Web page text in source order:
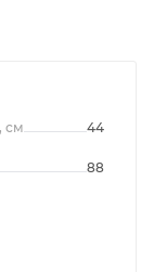
см 44
88